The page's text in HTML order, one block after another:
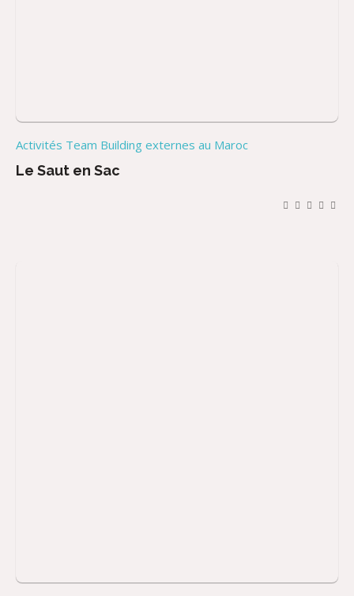
Activités Team Building externes au Maroc
Le Saut en Sac